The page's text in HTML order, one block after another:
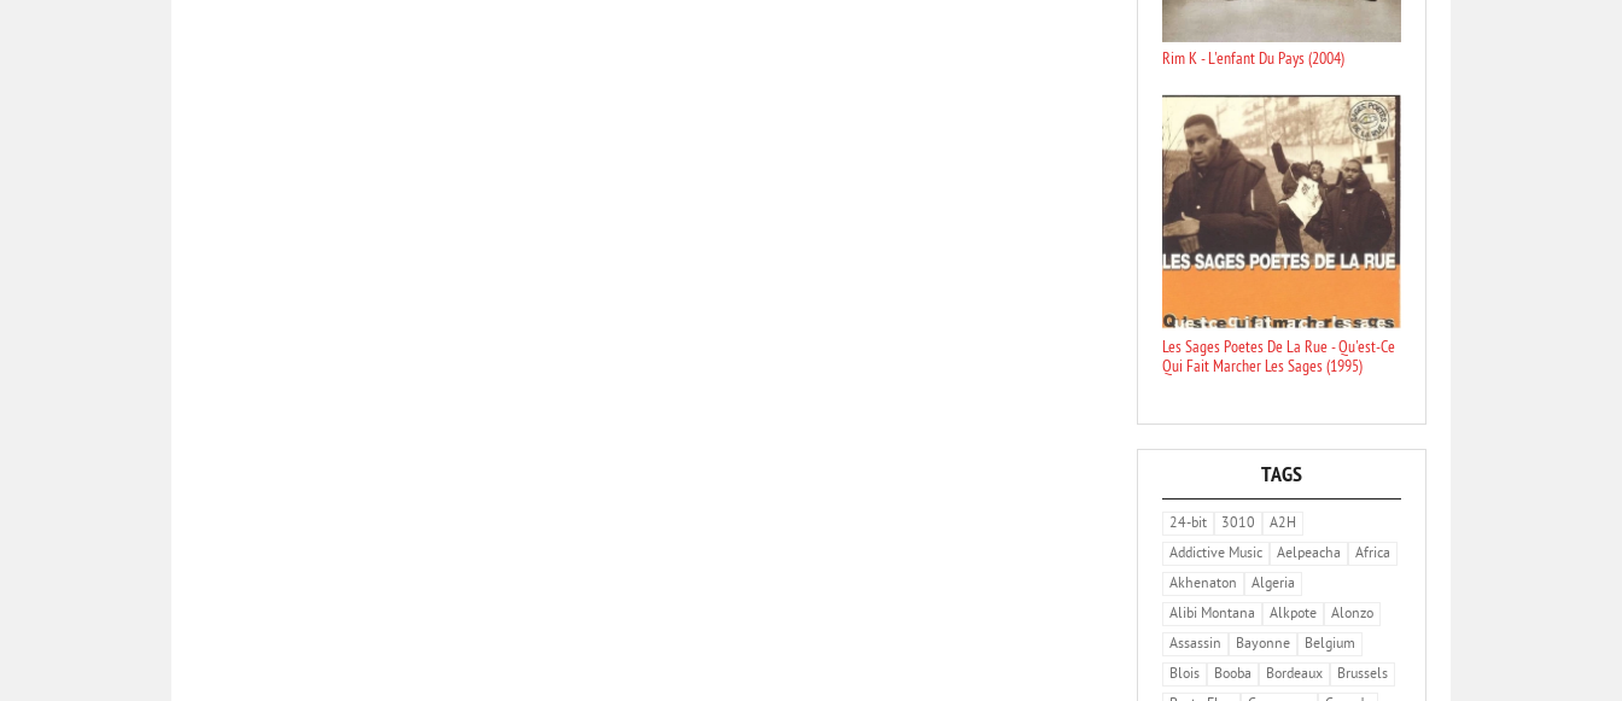
Rim K - L'enfant Du Pays (2004)
Les Sages Poetes De La Rue - Qu'est-Ce
Qui Fait Marcher Les Sages (1995)
TAGS
24-bit 3010
A2H
Addictive Music
Aelpeacha
Africa
Akhenaton
Algeria
Alibi Montana
Alkpote
Alonzo
Assassin
Bayonne
Belgium
Blois
Booba Bordeaux
Brussels